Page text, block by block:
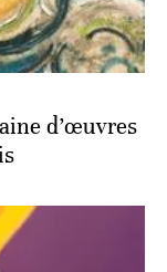
d’œuvres